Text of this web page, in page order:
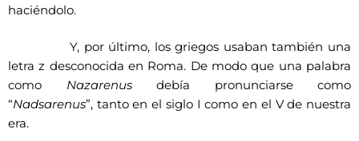
haciéndolo.
Y, por último, los griegos usaban también una
letra z desconocida en Roma. De modo que una palabra
como Nazarenusdebía pronunciarse como
“Nadsarenus”, tanto en el siglo I como en el V de nuestra
era.